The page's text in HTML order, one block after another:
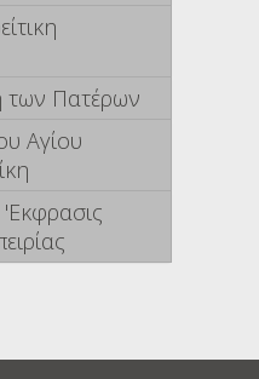
Πατέρων
Αγίου